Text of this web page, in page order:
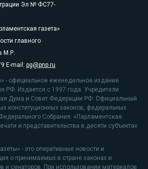
Эл № ФС77-
газета»
главного
М.Р.
E-mail: pg@pnp.ru
- официальное еженедельное издание
РФ. Издается с 1997 года. Учредители
Дума и Совет Федерации РФ. Официальный
конституционных законов, федеральных
Собрания. «Парламентская
и представительства в десяти субъектах
- это оперативные новости и
о принимаемых в стране законах и
и сенаторов. При использовании материалов